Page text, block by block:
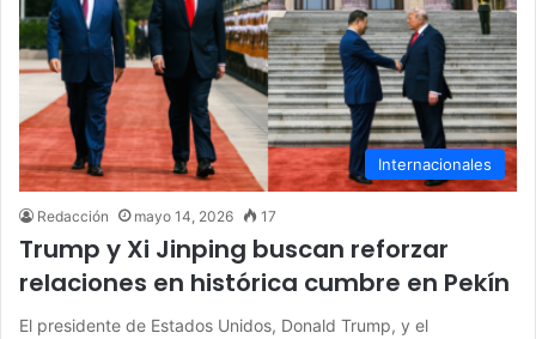
Internacionales
Redacción mayo 14, 2026 17
Trump y Xi Jinping buscan reforzar
relaciones en histórica cumbre en Pekín
El presidente de Estados Unidos, Donald Trump, y el